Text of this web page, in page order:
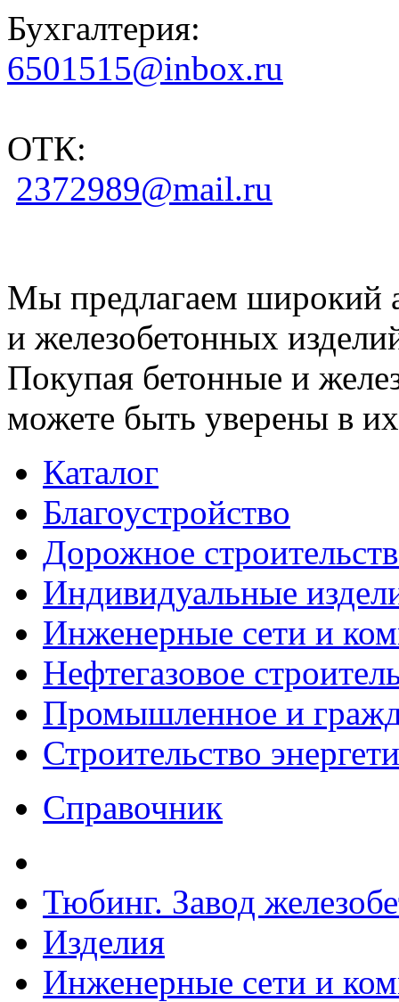
Бухгалтерия:
6501515@inbox.ru
ОТК:
2372989@mail.ru
Мы предлагаем широкий
и железобетонных
Покупая бетонные и
можете быть уверены в их
Каталог
Благоустройство
Дорожное
Индивидуальные
Инженерные сети и
Нефтегазовое
Промышленное и
Строительство
Справочник
Тюбинг. Завод
Изделия
Инженерные сети и